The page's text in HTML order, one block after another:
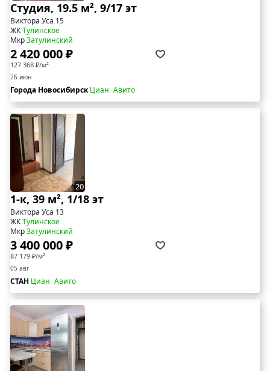
Студия, 19.5 м², 9/17 эт
Виктора Уса 15
ЖКТулинское
МкрЗатулинский
2 420 000 ₽
127 368 ₽/м²
26 июн
Города НовосибирскЦиан Авито
20
1-к, 39 м², 1/18 эт
Виктора Уса 13
ЖКТулинское
МкрЗатулинский
3 400 000 ₽
87 179 ₽/м²
05 авг
СТАН Циан Авито